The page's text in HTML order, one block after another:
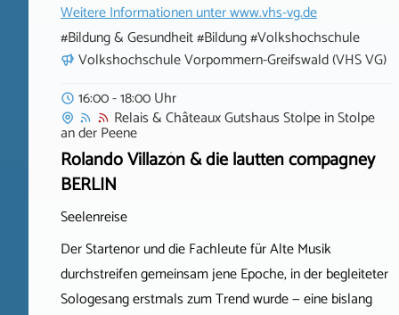
Weitere Informationen unterwww.vhs-vg.de
#Bildung & Gesundheit #Bildung #Volkshochschule
Volkshochschule Vorpommern-Greifswald (VHS VG)
16:00 - 18:00 Uhr
Relais & Châteaux Gutshaus StolpeinStolpe
an der Peene
Rolando Villazón & die lautten compagney
BERLIN
Seelenreise
Der Startenor und die Fachleute für Alte Musik
durchstreifen gemeinsam jene Epoche, in der begleiteter
Sologesang erstmals zum Trend wurde — eine bislang